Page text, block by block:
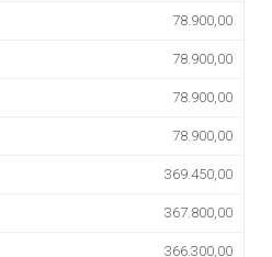
78.900,00
78.900,00
78.900,00
78.900,00
369.450,00
367.800,00
366.300,00